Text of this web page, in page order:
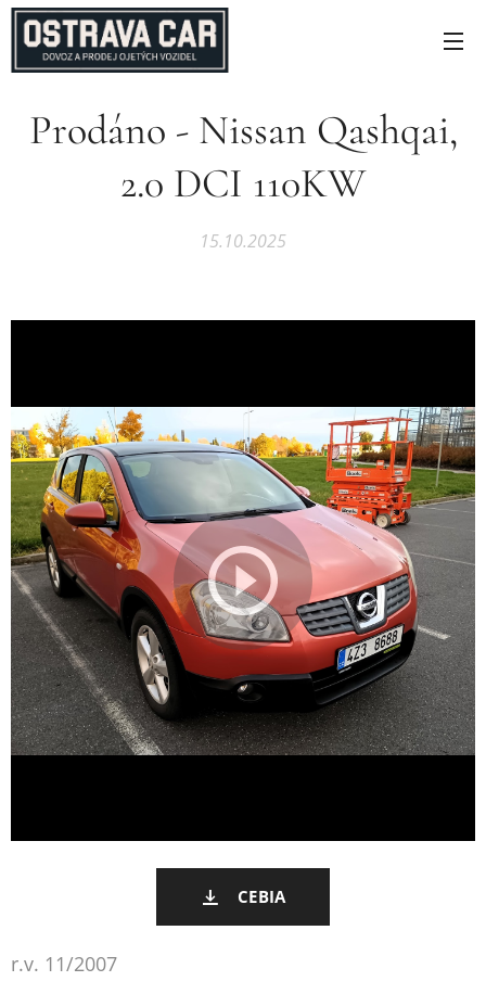
Prodáno - Nissan Qashqai,
2.0 DCI 110KW
15.10.2025
CEBIA
r.v. 11/2007